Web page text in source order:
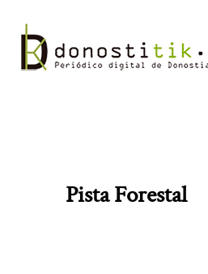
contenido
Pista Forestal